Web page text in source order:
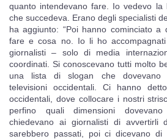
quanto intendevano fare. Io vedevo
che succedeva. Erano degli specialisti
ha aggiunto: “Poi hanno cominciato a
fare e cosa no. Io li ho
giornalisti – solo di media
coordinati. Si conoscevano tutti molto
una lista di slogan che dovevano
televisioni occidentali. Ci hanno
occidentali, dove collocare i nostri
perfino quali dimensioni
chiedevano ai giornalisti di avvertirli
sarebbero passati, poi ci dicevano